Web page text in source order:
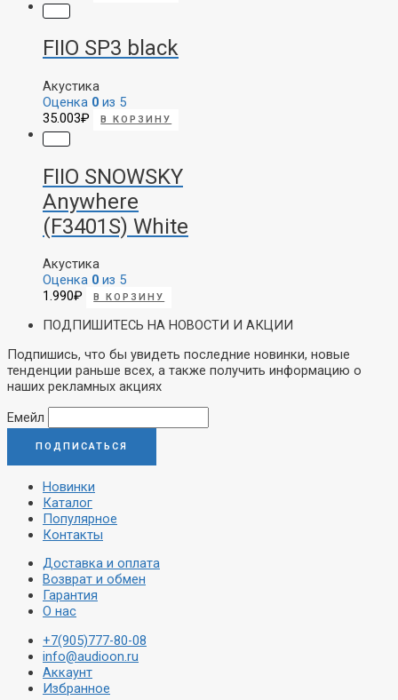
FIIO SP3 black
Акустика
Оценка 0 из 5
35.003₽ В КОРЗИНУ
FIIO SNOWSKY
Anywhere
(F3401S) White
Акустика
Оценка 0 из 5
1.990₽ В КОРЗИНУ
ПОДПИШИТЕСЬ НА НОВОСТИ И АКЦИИ
Подпишись, что бы увидеть последние новинки, новые
тенденции раньше всех, а также получить информацию о
наших рекламных акциях
Емейл
Новинки
Каталог
Популярное
Контакты
Доставка и оплата
Возврат и обмен
Гарантия
О нас
+7(905)777-80-08
info@audioon.ru
Аккаунт
Избранное